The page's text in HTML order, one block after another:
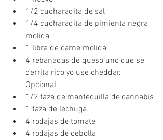
1/2 cucharadita de sal
1/4 cucharadita de pimienta negra
molida
1 libra de carne molida
4 rebanadas de queso uno que se
derrita rico yo use cheddar.
Opcional
1/2 taza de mantequilla de cannabis
1 taza de lechuga
4 rodajas de tomate
4 rodajas de cebolla